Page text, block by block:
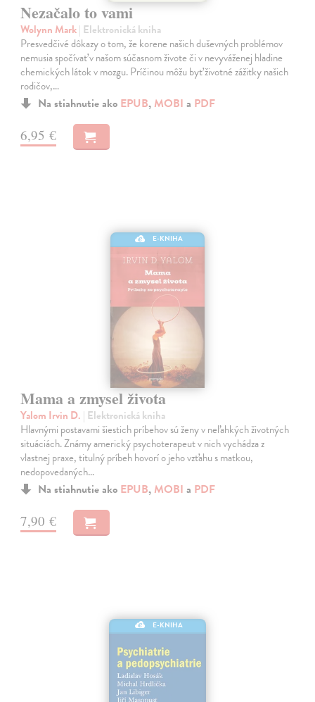
Nezačalo to vami
Wolynn Mark| Elektronická kniha
Presvedčivé dôkazy o tom, že korene našich duševných problémov
nemusia spočívať v našom súčasnom živote či v nevyváženej hladine
chemických látok v mozgu. Príčinou môžu byť životné zážitky našich
rodičov,…
Na stiahnutie ako EPUB, MOBI a PDF
6,95 €
E-KNIHA
Mama a zmysel života
Yalom Irvin D. | Elektronická kniha
Hlavnými postavami šiestich príbehov sú ženy v neľahkých životných
situáciách. Známy americký psychoterapeut v nich vychádza z
vlastnej praxe, titulný príbeh hovorí o jeho vzťahu s matkou,
nedopovedaných…
Na stiahnutie ako EPUB, MOBI a PDF
7,90 €
E-KNIHA